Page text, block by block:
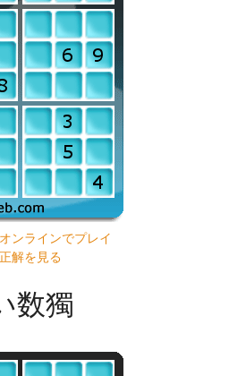
オンラインでプレイ
正解を見る
数獨